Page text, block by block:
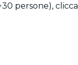
persone), clicca